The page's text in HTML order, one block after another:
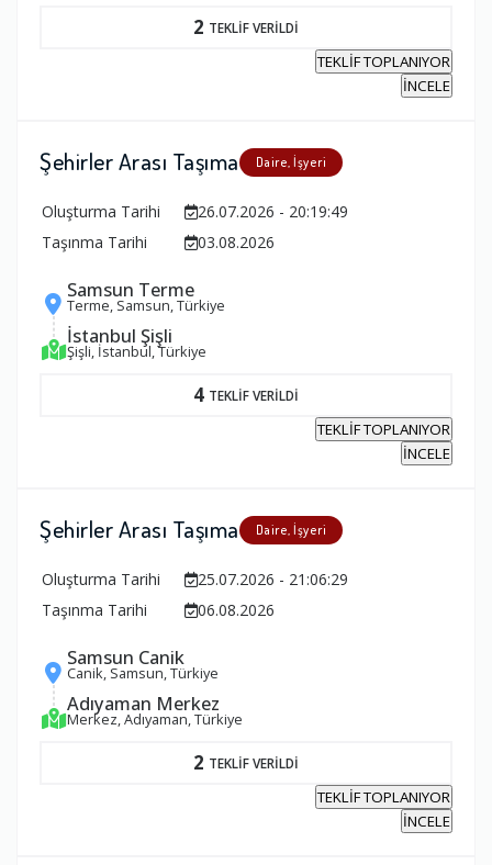
2 TEKLİF VERİLDİ
TEKLİF TOPLANIYOR
İNCELE
Şehirler Arası Taşıma Daire, İşyeri
Oluşturma Tarihi
26.07.2026 - 20:19:49
Taşınma Tarihi
03.08.2026
Samsun Terme
Terme, Samsun, Türkiye
İstanbul Şişli
Şişli, İstanbul, Türkiye
4 TEKLİF VERİLDİ
TEKLİF TOPLANIYOR
İNCELE
Şehirler Arası Taşıma Daire, İşyeri
Oluşturma Tarihi
25.07.2026 - 21:06:29
Taşınma Tarihi
06.08.2026
Samsun Canik
Canik, Samsun, Türkiye
Adıyaman Merkez
Merkez, Adıyaman, Türkiye
2 TEKLİF VERİLDİ
TEKLİF TOPLANIYOR
İNCELE